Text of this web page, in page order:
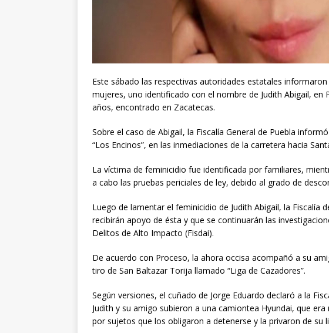
Este sábado las respectivas autoridades estatales
mujeres, uno identificado con el nombre de Judith Abigail, en
años, encontrado en Zacatecas.
Sobre el caso de Abigail, la Fiscalía General de Puebla
“Los Encinos”, en las inmediaciones de la carretera hacia
La víctima de feminicidio fue identificada por familiares,
a cabo las pruebas periciales de ley, debido al grado de
Luego de lamentar el feminicidio de Judith Abigail, la Fiscalía
recibirán apoyo de ésta y que se continuarán las
Delitos de Alto Impacto (Fisdai).
De acuerdo con Proceso, la ahora occisa acompañó a su
tiro de San Baltazar Torija llamado “Liga de Cazadores”.
Según versiones, el cuñado de Jorge Eduardo declaró a la
Judith y su amigo subieron a una camiontea Hyundai, que
por sujetos que los obligaron a detenerse y la privaron de su